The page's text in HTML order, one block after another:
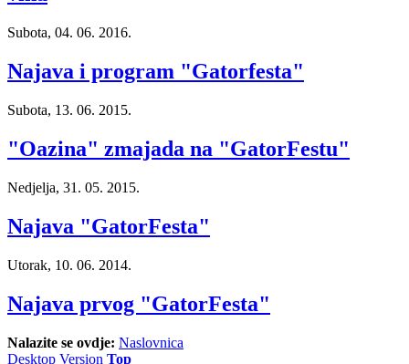
Subota, 04. 06. 2016.
Najava i program "Gatorfesta"
Subota, 13. 06. 2015.
"Oazina" zmajada na "GatorFestu"
Nedjelja, 31. 05. 2015.
Najava "GatorFesta"
Utorak, 10. 06. 2014.
Najava prvog "GatorFesta"
Nalazite se ovdje: Naslovnica
Desktop Version Top